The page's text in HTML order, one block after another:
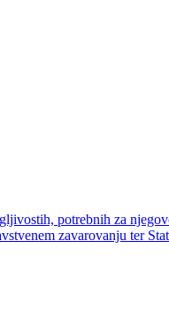
potrebnih za
zavarovanju ter